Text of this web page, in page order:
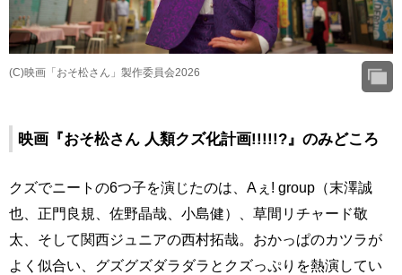
(C)映画「おそ松さん」製作委員会2026
映画『おそ松さん 人類クズ化計画!!!!!?』のみどころ
クズでニートの6つ子を演じたのは、Aぇ! group（末澤誠
也、正門良規、佐野晶哉、小島健）、草間リチャード敬
太、そして関西ジュニアの西村拓哉。おかっぱのカツラが
よく似合い、グズグズダラダラとクズっぷりを熱演してい